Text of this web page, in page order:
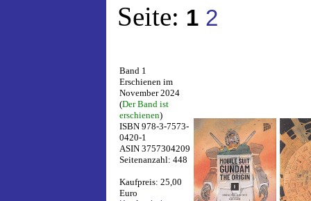
Seite: 1 2
Band 1
Erschienen im
November 2024
(Der Band ist
erschienen)
ISBN 978-3-7573-
0420-1
ASIN 3757304209
Seitenanzahl: 448
Kaufpreis: 25,00
Euro